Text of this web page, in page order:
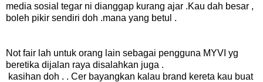
media sosial tegar ni dianggap kurang ajar .Kau dah besar ,
boleh pikir sendiri doh .mana yang betul .
Not fair lah untuk orang lain sebagai pengguna MYVI yg
beretika dijalan raya disalahkan juga .
kasihan doh . . Cer bayangkan kalau brand kereta kau buat